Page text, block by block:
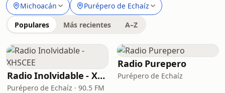
Michoacán Purépero de Echaíz
Populares Más recientes A–Z
Radio Inolvidable - XHSCEE
Purépero de Echaíz · 90.5 FM
Radio Purepero
Purépero de Echaíz